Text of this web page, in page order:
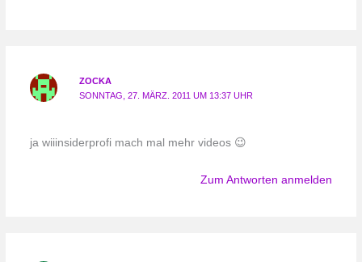
ZOCKA
SONNTAG, 27. MÄRZ. 2011 UM 13:37 UHR
ja wiiinsiderprofi mach mal mehr videos 😉
Zum Antworten anmelden